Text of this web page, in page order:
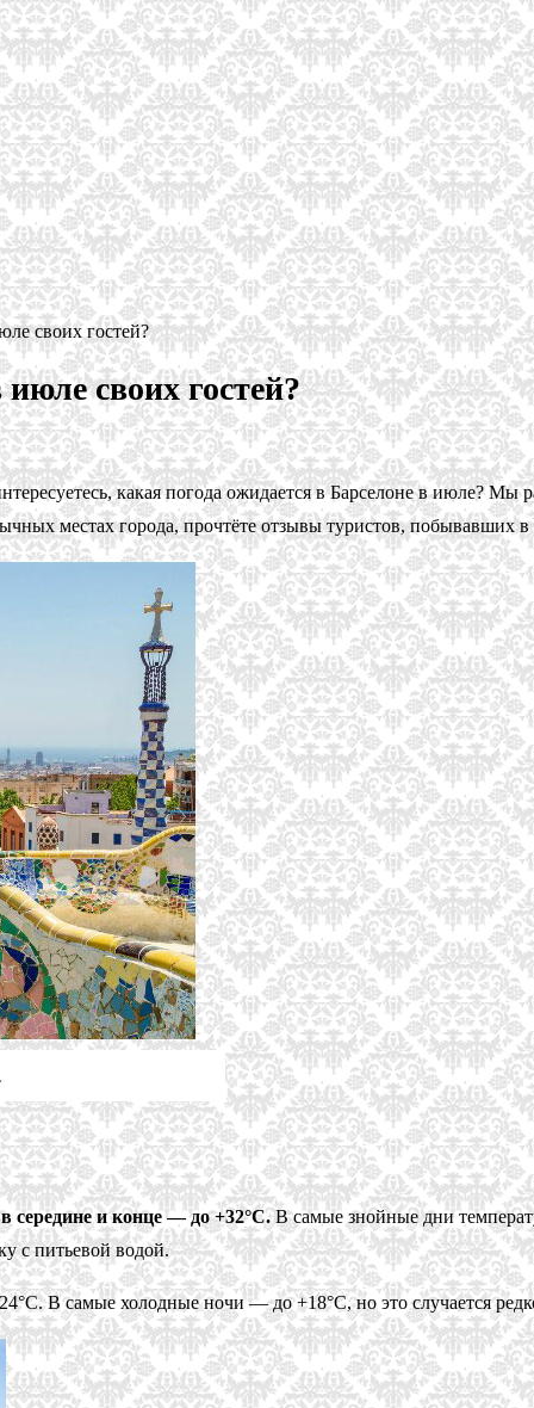
своих гостей?
своих гостей?
какая погода ожидается в Барселоне в июле? Мы
местах города, прочтёте отзывы туристов, побывавших
середине и конце — до +32°С.В самые знойные дни
с питьевой водой.
В самые холодные ночи — до +18°С, но это случается